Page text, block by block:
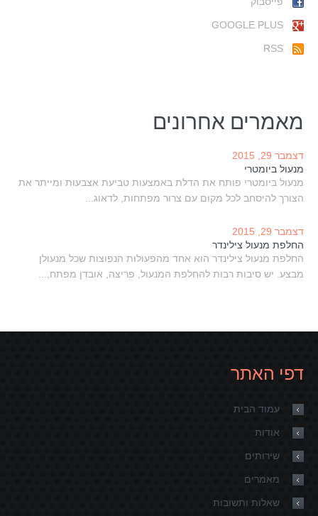
GOOGLE PLUS
RSS
מאמרים אחרונים
דצמבר 29, 2015
מנעול ביומטרי
מנעול ביומטרי פותח את הדלת באמצעות טביעת אצבעות ומייתר את
הצורך להיסחב לכל מקום עם צרור מפתחות, לדאוג...
דצמבר 29, 2015
החלפת מנעול צילינדר
החלפת מנעול צילינדר הוא אחד מהפעולות הנפוצות שכל מנעולן
מבצע. יש סיבות רבות להחלפת המנעול, פריצה, אובדן מפתח,...
דפי האתר
עמוד הבית
אודות
שירותים
מאמרים
שאלות ותשובות